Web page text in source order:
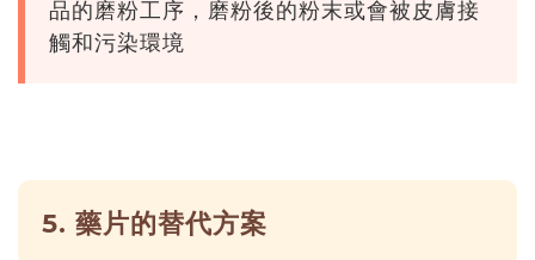
品的磨粉工序，磨粉後的粉末或會被皮膚接
觸和污染環境
5. 藥片的替代方案